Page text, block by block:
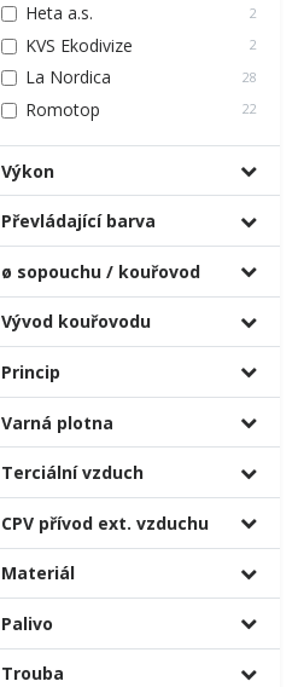
Heta a.s. 2
KVS Ekodivize 2
La Nordica 28
Romotop 22
Výkon
Převládající barva
ø sopouchu / kouřovod
Vývod kouřovodu
Princip
Varná plotna
Terciální vzduch
CPV přívod ext. vzduchu
Materiál
Palivo
Trouba